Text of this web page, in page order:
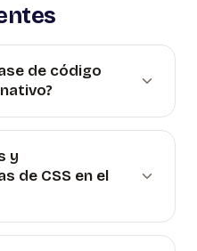
de código
y
de CSS en el